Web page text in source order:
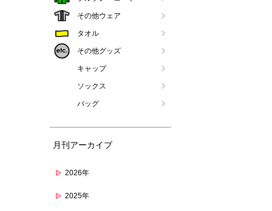
その他ウェア
タオル
その他グッズ
キャップ
ソックス
バッグ
月刊アーカイブ
2026年
2025年